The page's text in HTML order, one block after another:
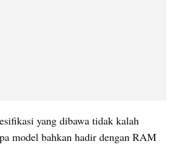
yang dibawa tidak kalah
model bahkan hadir dengan RAM